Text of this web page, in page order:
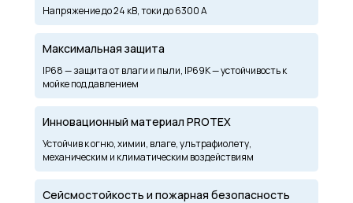
Максимальная защита
Инновационный материал PROTEX
Напряжение до 24 кВ, токи до 6300 А
IP68 — защита от влаги и пыли, IP69K — устойчивость к
мойке под давлением
Устойчив к огню, химии, влаге, ультрафиолету,
механическим и климатическим воздействиям
Сейсмостойкость и пожарная безопасность